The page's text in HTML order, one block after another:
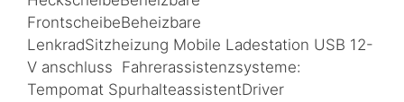
FrontscheibeBeheizbare
LenkradSitzheizung Mobile Ladestation USB 12-
V anschluss Fahrerassistenzsysteme:
Tempomat SpurhalteassistentDriver